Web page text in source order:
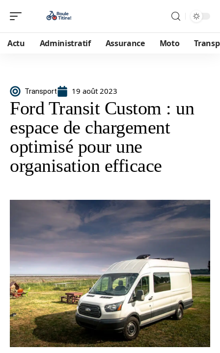
Actu Administratif Assurance Moto
Transport 19 août 2023
Ford Transit Custom : un
espace de chargement
optimisé pour une
organisation efficace